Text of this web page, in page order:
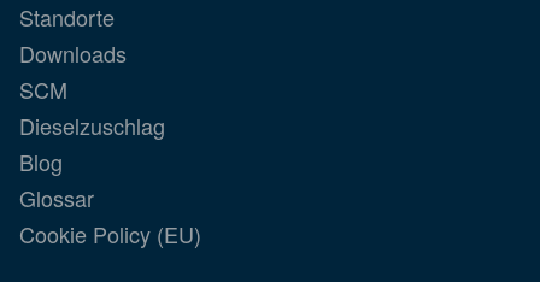
Standorte
Downloads
SCM
Dieselzuschlag
Blog
Glossar
Cookie Policy (EU)